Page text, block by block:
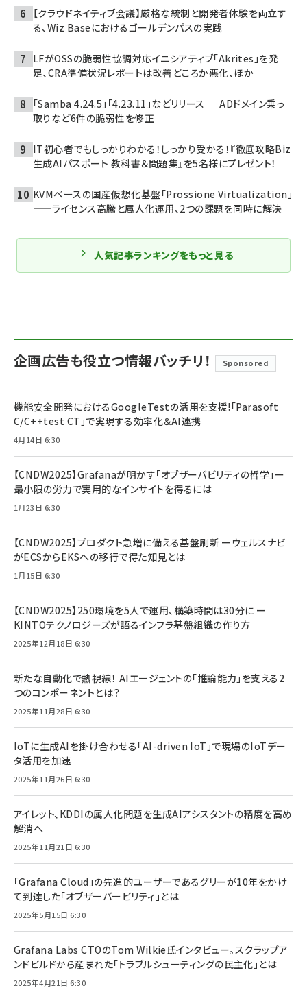
【クラウドネイティブ会議】厳格な統制と開発者体験を両立す
る、Wiz Baseにおけるゴールデンパスの実践
LFがOSSの脆弱性協調対応イニシアティブ「Akrites」を発
足、CRA準備状況レポートは改善どころか悪化、ほか
「Samba 4.24.5」「4.23.11」などリリース ─ ADドメイン乗っ
取りなど6件の脆弱性を修正
IT初心者でもしっかりわかる！しっかり受かる！『徹底攻略Biz
生成AIパスポート 教科書＆問題集』を5名様にプレゼント！
KVMベースの国産仮想化基盤「Prossione Virtualization」
——ライセンス高騰と属人化運用、2つの課題を同時に解決
人気記事ランキングをもっと見る
企画広告も役立つ情報バッチリ！ Sponsored
機能安全開発におけるGoogleTestの活用を支援!「Parasoft
C/C++test CT」で実現する効率化＆AI連携
4月14日 6:30
【CNDW2025】Grafanaが明かす「オブザーバビリティの哲学」ー
最小限の労力で実用的なインサイトを得るには
1月23日 6:30
【CNDW2025】プロダクト急増に備える基盤刷新 ーウェルスナビ
がECSからEKSへの移行で得た知見とは
1月15日 6:30
【CNDW2025】250環境を5人で運用、構築時間は30分に ー
KINTOテクノロジーズが語るインフラ基盤組織の作り方
2025年12月18日 6:30
新たな自動化で熱視線！ AIエージェントの「推論能力」を支える2
つのコンポーネントとは？
2025年11月28日 6:30
IoTに生成AIを掛け合わせる「AI-driven IoT」で現場のIoTデー
タ活用を加速
2025年11月26日 6:30
アイレット、KDDIの属人化問題を生成AIアシスタントの精度を高め
解消へ
2025年11月21日 6:30
「Grafana Cloud」の先進的ユーザーであるグリーが10年をかけ
て到達した「オブザーバービリティ」とは
2025年5月15日 6:30
Grafana Labs CTOのTom Wilkie氏インタビュー。スクラップア
ンドビルドから産まれた「トラブルシューティングの民主化」とは
2025年4月21日 6:30